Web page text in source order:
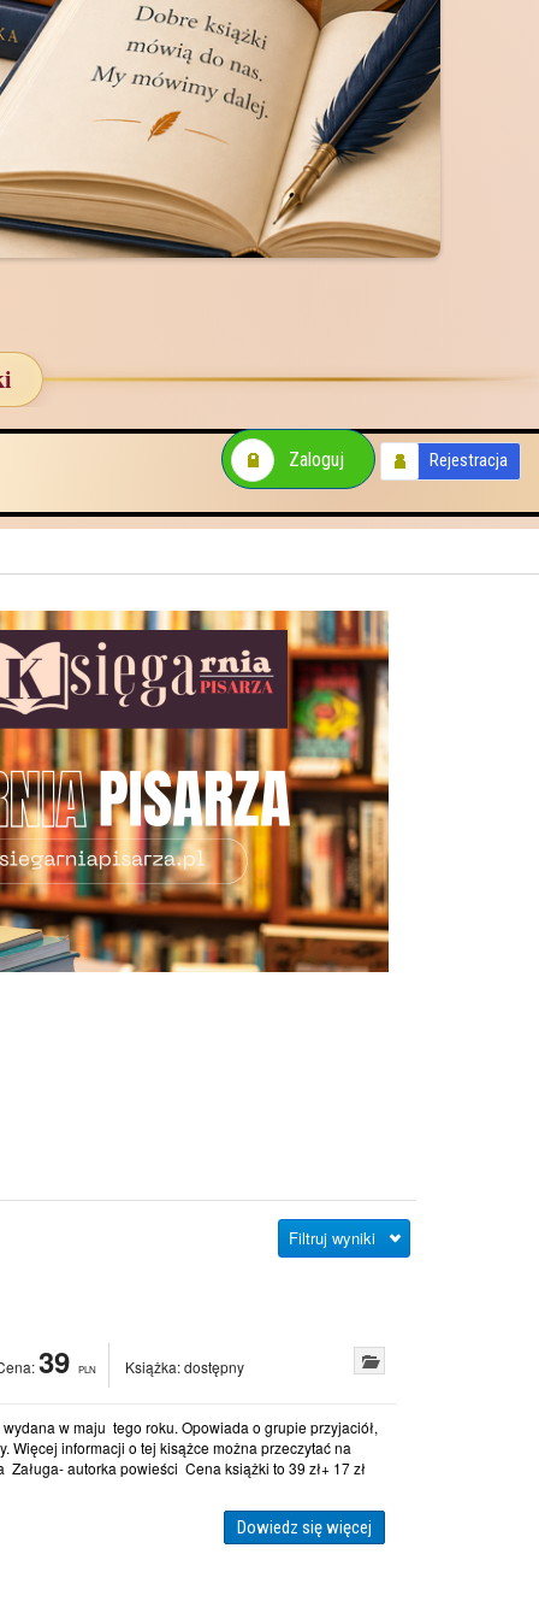
Zaloguj Rejestracja
Filtruj wyniki
39 PLN Książka: dostępny
w maju tego roku. Opowiada o grupie przyjaciół,
Więcej informacji o tej kisążce można przeczytać na
autorka powieści Cena książki to 39 zł+ 17 zł
Dowiedz się więcej